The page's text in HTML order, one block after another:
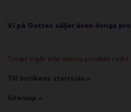
Vi på Gottes säljer även övriga
Tyvärr ingår inte denna produkt i
Till butikens startsida »
Sitemap »